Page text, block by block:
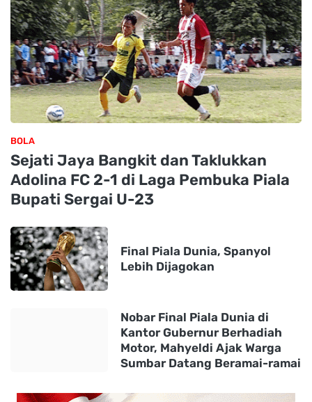
BOLA
Sejati Jaya Bangkit dan Taklukkan
Adolina FC 2-1 di Laga Pembuka Piala
Bupati Sergai U-23
Final Piala Dunia, Spanyol
Lebih Dijagokan
Nobar Final Piala Dunia di
Kantor Gubernur Berhadiah
Motor, Mahyeldi Ajak Warga
Sumbar Datang Beramai-ramai